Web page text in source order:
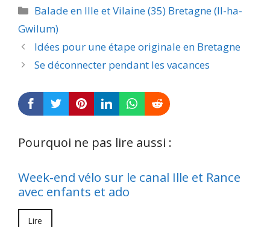
Catégories
Balade en Ille et Vilaine (35) Bretagne (Il-ha-
Gwilum)
Idées pour une étape originale en Bretagne
Se déconnecter pendant les vacances
Pourquoi ne pas lire aussi :
Week-end vélo sur le canal Ille et Rance
avec enfants et ado
Lire